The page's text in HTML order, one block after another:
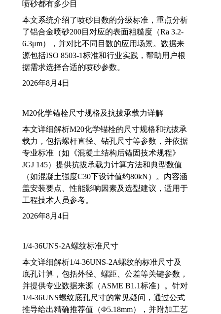
喷砂都有多少目
本文系统介绍了喷砂目数的分级标准，重点分析
了铝合金喷砂200目对应的表面粗糙度（Ra 3.2-
6.3μm），并对比不同目数的应用场景。数据来
源包括ISO 8503-1标准和行业实践，帮助用户根
据需求选择合适的喷砂参数。
2026年8月4日
M20化学锚栓尺寸规格及抗拔承载力详解
本文详细解析M20化学锚栓的尺寸规格和抗拔承
载力，包括螺杆直径、钻孔尺寸等参数，并依据
专业标准（如《混凝土结构后锚固技术规程》
JGJ 145）提供抗拔承载力计算方法和典型数值
（如混凝土强度C30下设计值约80kN）。内容涵
盖安装要点、性能影响因素及选型建议，适用于
工程技术人员参考。
2026年8月4日
1/4-36UNS-2A螺纹标准尺寸
本文详细解析1/4-36UNS-2A螺纹的标准尺寸及
底孔计算，包括外径、螺距、公差等关键参数，
并提供专业数据来源（ASME B1.1标准）。针对
1/4-36UNS螺纹底孔尺寸的常见疑问，通过公式
推导给出精确推荐值（Φ5.18mm），并附加工艺